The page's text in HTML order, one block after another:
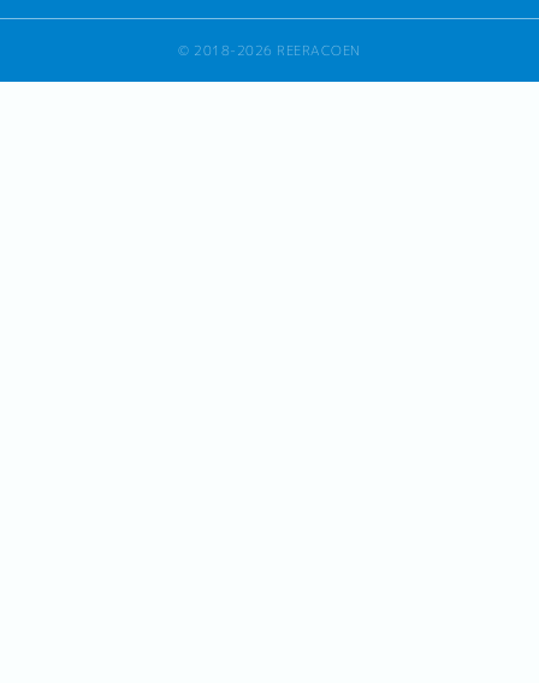
© 2018-2026 REERACOEN